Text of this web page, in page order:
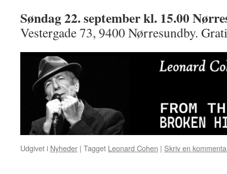
Søndag 22. september kl. 15.00
Vestergade 73, 9400 Nørresundby.
Udgivet i Nyheder | Tagget Leonard Cohen | Skriv en